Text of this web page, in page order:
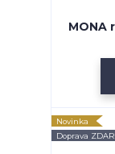
MONA
Novinka
Doprava